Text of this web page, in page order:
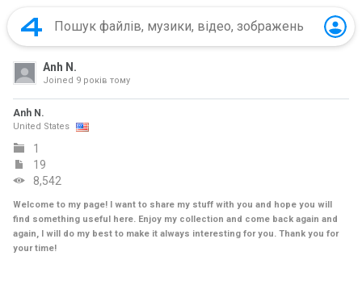
Anh N.
Joined 9 років тому
Anh N.
United States
1
19
8,542
Welcome to my page! I want to share my stuff with you and hope you will
find something useful here. Enjoy my collection and come back again and
again, I will do my best to make it always interesting for you. Thank you for
your time!